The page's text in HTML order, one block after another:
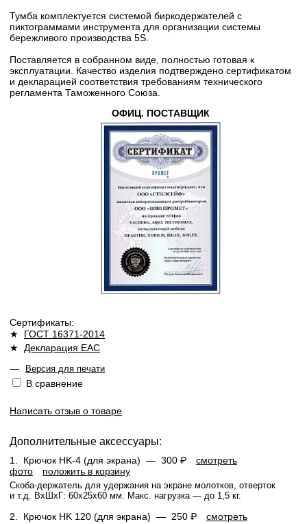
Тумба комплектуется системой биркодержателей с
пиктограммами инструмента для организации системы
бережливого производства 5S.
Поставляется в собранном виде, полностью готовая к
эксплуатации. Качество изделия подтверждено сертификатом
и декларацией соответствия требованиям технического
регламента Таможенного Союза.
ОФИЦ. ПОСТАВЩИК
Сертификаты:
★ ГОСТ 16371-2014
★ Декларация ЕАС
—
Версия для печати
В сравнение
Написать отзыв о товаре
Дополнительные аксессуары:
1. Крючок HK-4 (для экрана) — 300 ₽
смотреть
фото
положить в корзину
Скоба-держатель для удержания на экране молотков, отверток
и т.д. ВхШхГ: 60x25x60 мм. Макс. нагрузка — до 1,5 кг.
2. Крючок HK 120 (для экрана) — 250 ₽
смотреть